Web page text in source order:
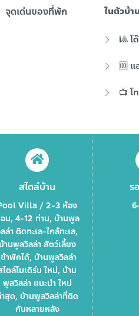
จุดเด่นของที่พัก
ในตัวบ้า
🎱 โ
🆒 แ
📺 โ
สไตล์บ้าน
Villa / 2-3 ห้อง
น, 4-12 ท่าน, บ้านพูล
ล่า ติดทะเล-ใกล้ทะเล,
บ้านพูลวิลล่า สัตว์เลี้ยง
ข้าพักได้, บ้านพูลวิลล่า
ไตล์โมเดิร์น ใหม่, บ้าน
พูลวิลล่า แนะนำ ใหม่
สุด, บ้านพูลวิลล่าที่ติด
กันหลายหลัง
ร